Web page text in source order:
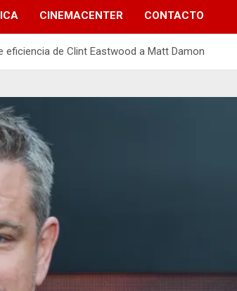
CINEMACENTER CONTACTO
eficiencia de Clint Eastwood a Matt Damon